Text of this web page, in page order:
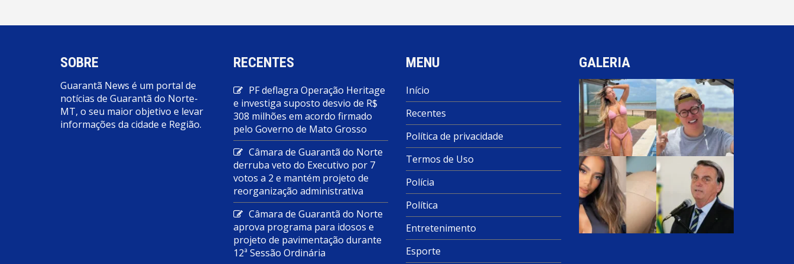
SOBRE
Guarantã News é um portal de
notícias de Guarantã do Norte-
MT, o seu maior objetivo e levar
informações da cidade e Região.
RECENTES
PF deflagra Operação Heritage
e investiga suposto desvio de R$
308 milhões em acordo firmado
pelo Governo de Mato Grosso
Câmara de Guarantã do Norte
derruba veto do Executivo por 7
votos a 2 e mantém projeto de
reorganização administrativa
Câmara de Guarantã do Norte
aprova programa para idosos e
projeto de pavimentação durante
12ª Sessão Ordinária
MENU
Início
Recentes
Política de privacidade
Termos de Uso
Polícia
Política
Entretenimento
Esporte
GALERIA